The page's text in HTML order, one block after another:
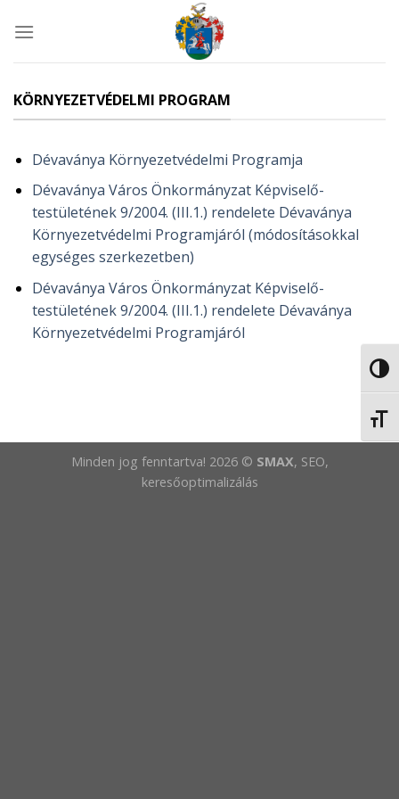
KÖRNYEZETVÉDELMI PROGRAM
Dévaványa Környezetvédelmi Programja
Dévaványa Város Önkormányzat Képviselő-
testületének 9/2004. (III.1.) rendelete Dévaványa
Környezetvédelmi Programjáról (módosításokkal
egységes szerkezetben)
Dévaványa Város Önkormányzat Képviselő-
testületének 9/2004. (III.1.) rendelete Dévaványa
Környezetvédelmi Programjáról
Minden jog fenntartva! 2026 © SMAX, SEO,
keresőoptimalizálás